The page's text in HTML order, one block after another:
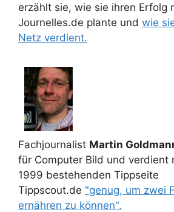
erzählt sie, wie sie ihren Erfolg
Journelles.de plante und wie
Netz verdient.
Fachjournalist Martin
für Computer Bild und verdient
1999 bestehenden Tippseite
Tippscout.de "genug, um zwei
ernähren zu können".